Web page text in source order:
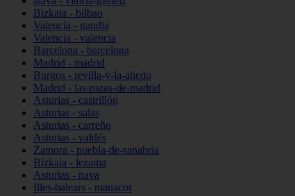
Bizkaia - bilbao
Valencia - gandia
Valencia - valencia
Barcelona - barcelona
Madrid - madrid
Burgos - revilla-y-la-ahedo
Madrid - las-rozas-de-madrid
Asturias - castrillón
Asturias - salas
Asturias - carreño
Asturias - valdés
Zamora - puebla-de-sanabria
Bizkaia - lezama
Asturias - nava
Illes-balears - manacor